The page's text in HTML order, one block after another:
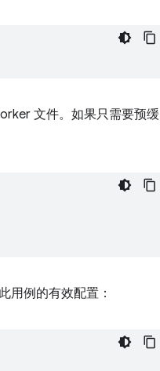
文件。如果只需要预缓
用例的有效配置：